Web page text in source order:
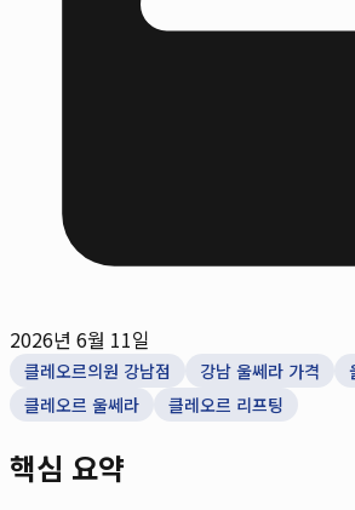
2026년 6월 11일
클레오르의원 강남점 강남 울쎄라 가격
클레오르 울쎄라
클레오르 리프팅
핵심 요약